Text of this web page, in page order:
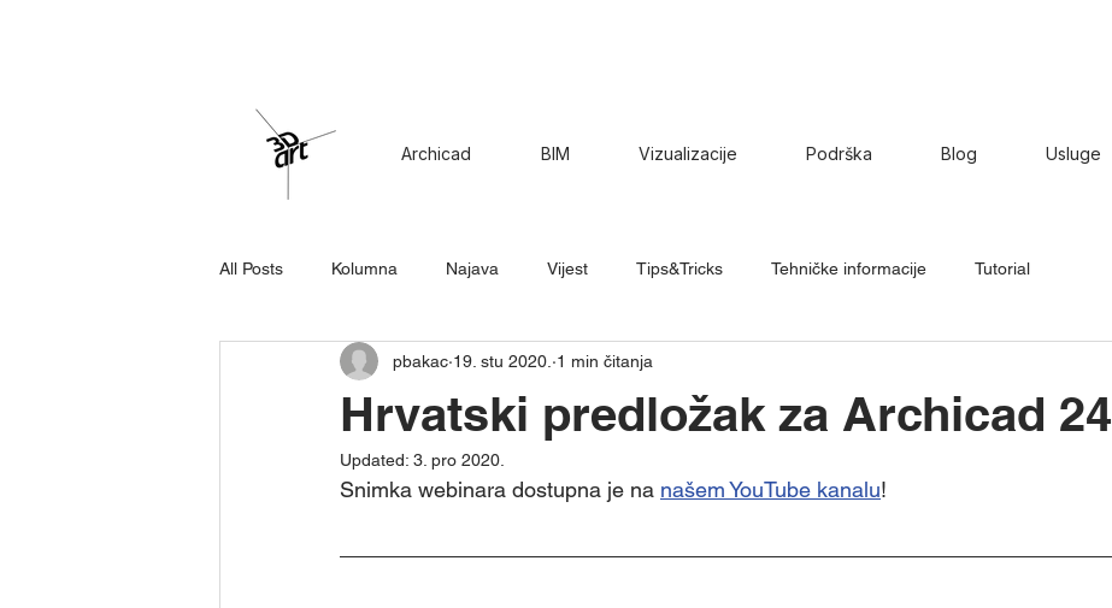
Archicad BIM Vizualizacije Podrška Blog Usluge
All Posts Kolumna Najava Vijest Tips&Tricks Tehničke informacije Tutorial
Hrvatski predložak za Archicad 24
pbakac 19. stu 2020. 1 min čitanja
Updated: 3. pro 2020.
Snimka webinara dostupna je na našem YouTube kanalu!